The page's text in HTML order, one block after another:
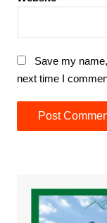
Save my
next time I